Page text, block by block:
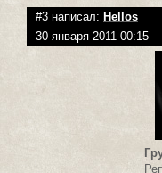
#3 написал: Hellos
30 января 2011 00:15